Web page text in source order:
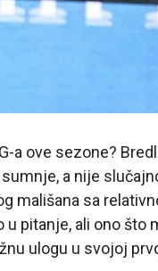
a ove sezone?
a nije
mališana sa
u pitanje, ali ono
ulogu u svojoj